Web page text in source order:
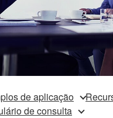
de aplicação
de consulta